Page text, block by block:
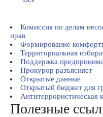
Комиссия по делам
прав
Формирование
Территориальная
Поддержка
Прокурор разъясняет
Открытые данные
Открытый бюджет для
Антитеррористическая
Полезные